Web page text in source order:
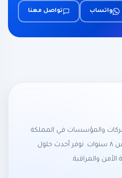
واتساب تواصل معنا
والمؤسسات في المملكة
العربية السعودية منذ أكثر من ٨ سنوات. نوفر أحدث حلول
والمراقبة.